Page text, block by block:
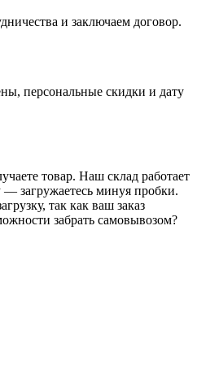
и заключаем договор.
персональные скидки и дату
товар. Наш склад работает
загружаетесь минуя пробки.
так как ваш заказ
забрать самовывозом?